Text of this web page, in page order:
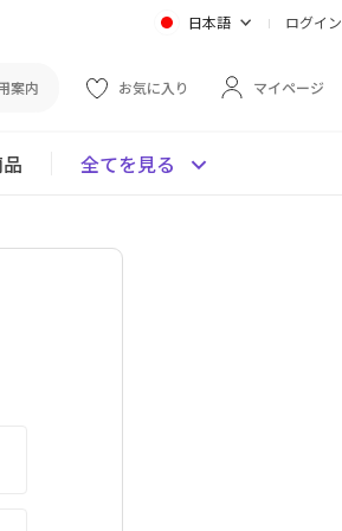
日本語 ログイン
案内 お気に入り マイページ
全てを見る